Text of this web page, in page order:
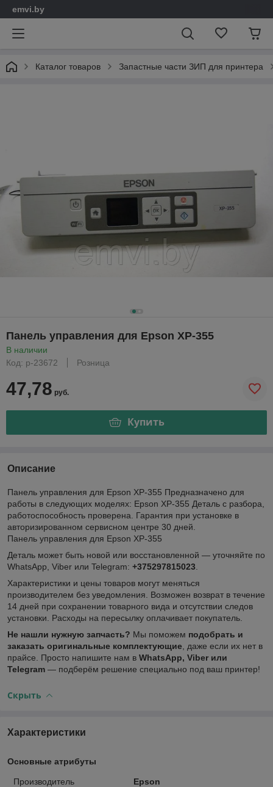
emvi.by
Каталог товаров Запастные части ЗИП для принтера
Панель управления для Epson XP-355
В наличии
Код: р-23672
Розница
47,78 руб.
Купить
Описание
Панель управления для Epson XP-355 Предназначено для
работы в следующих моделях: Epson XP-355 Деталь с разбора,
работоспособность проверена. Гарантия при установке в
авторизированном сервисном центре 30 дней.
Панель управления для Epson XP-355
Деталь может быть новой или восстановленной — уточняйте по
WhatsApp, Viber или Telegram: +375297815023
Характеристики и цены товаров могут меняться
производителем без уведомления. Возможен возврат в течение
14 дней при сохранении товарного вида и отсутствии следов
установки. Расходы на пересылку оплачивает покупатель.
Не нашли нужную запчасть? Мы поможем подобрать и
заказать оригинальные комплектующие , даже если их нет в
прайсе. Просто напишите нам в WhatsApp, Viber или
Telegram — подберём решение специально под ваш принтер!
Скрыть
Характеристики
Основные атрибуты
Производитель
Epson